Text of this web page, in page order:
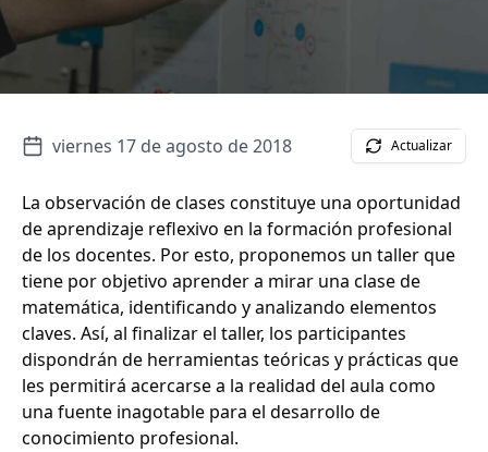
viernes 17 de agosto de 2018 Actualizar
La observación de clases constituye una oportunidad
de aprendizaje reflexivo en la formación profesional
de los docentes. Por esto, proponemos un taller que
tiene por objetivo aprender a mirar una clase de
matemática, identificando y analizando elementos
claves. Así, al finalizar el taller, los participantes
dispondrán de herramientas teóricas y prácticas que
les permitirá acercarse a la realidad del aula como
una fuente inagotable para el desarrollo de
conocimiento profesional.